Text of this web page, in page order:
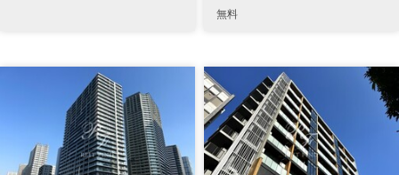
無料